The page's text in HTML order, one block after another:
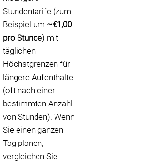
Stundentarife (zum
Beispiel um ~€1,00
pro Stunde) mit
täglichen
Höchstgrenzen für
längere Aufenthalte
(oft nach einer
bestimmten Anzahl
von Stunden). Wenn
Sie einen ganzen
Tag planen,
vergleichen Sie